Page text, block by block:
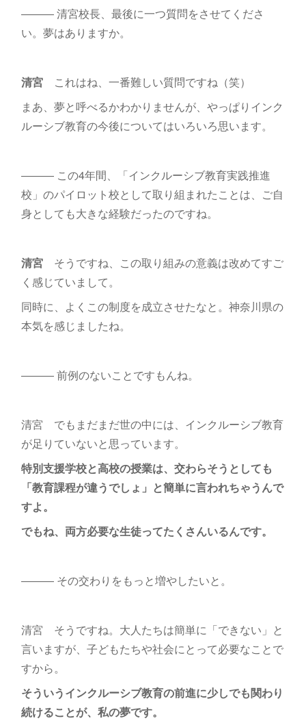
――― 清宮校長、最後に一つ質問をさせてくださ
い。夢はありますか。
清宮これはね、一番難しい質問ですね（笑）
まあ、夢と呼べるかわかりませんが、やっぱりインク
ルーシブ教育の今後についてはいろいろ思います。
――― この4年間、「インクルーシブ教育実践推進
校」のパイロット校として取り組まれたことは、ご自
身としても大きな経験だったのですね。
清宮そうですね、この取り組みの意義は改めてすご
く感じていまして。
同時に、よくこの制度を成立させたなと。神奈川県の
本気を感じましたね。
――― 前例のないことですもんね。
清宮 でもまだまだ世の中には、インクルーシブ教育
が足りていないと思っています。
特別支援学校と高校の授業は、交わらそうとしても
「教育課程が違うでしょ」と簡単に言われちゃうんで
すよ。
でもね、両方必要な生徒ってたくさんいるんです。
――― その交わりをもっと増やしたいと。
清宮 そうですね。大人たちは簡単に「できない」と
言いますが、子どもたちや社会にとって必要なことで
すから。
そういうインクルーシブ教育の前進に少しでも関わり
続けることが、私の夢です。